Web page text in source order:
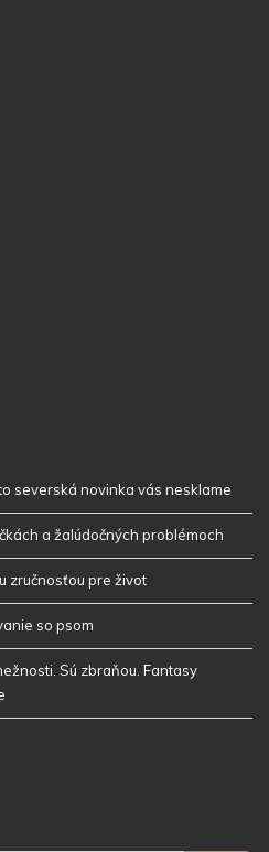
severská novinka vás nesklame
a žalúdočných problémoch
zručnosťou pre život
so psom
Sú zbraňou. Fantasy